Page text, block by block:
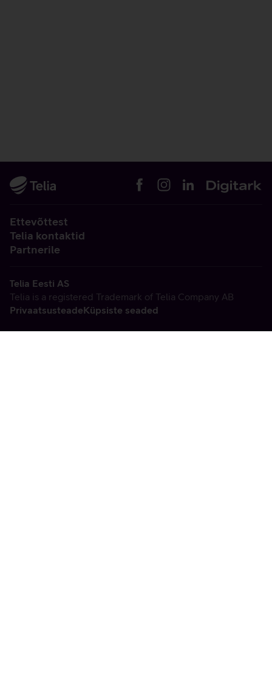
Ettevõttest
Telia kontaktid
Partnerile
Telia Eesti AS
Telia is a registered Trademark of Telia Company AB
PrivaatsusteadeKüpsiste seaded